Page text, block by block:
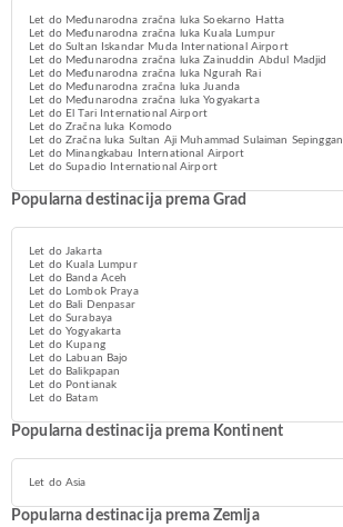
Let do Međunarodna zračna luka Soekarno Hatta
Let do Međunarodna zračna luka Kuala Lumpur
Let do Sultan Iskandar Muda International Airport
Let do Međunarodna zračna luka Zainuddin Abdul Madjid
Let do Međunarodna zračna luka Ngurah Rai
Let do Međunarodna zračna luka Juanda
Let do Međunarodna zračna luka Yogyakarta
Let do El Tari International Airport
Let do Zračna luka Komodo
Let do Zračna luka Sultan Aji Muhammad Sulaiman Sepinggan
Let do Minangkabau International Airport
Let do Supadio International Airport
Popularna destinacija prema Grad
Let do Jakarta
Let do Kuala Lumpur
Let do Banda Aceh
Let do Lombok Praya
Let do Bali Denpasar
Let do Surabaya
Let do Yogyakarta
Let do Kupang
Let do Labuan Bajo
Let do Balikpapan
Let do Pontianak
Let do Batam
Popularna destinacija prema Kontinent
Let do Asia
Popularna destinacija prema Zemlja